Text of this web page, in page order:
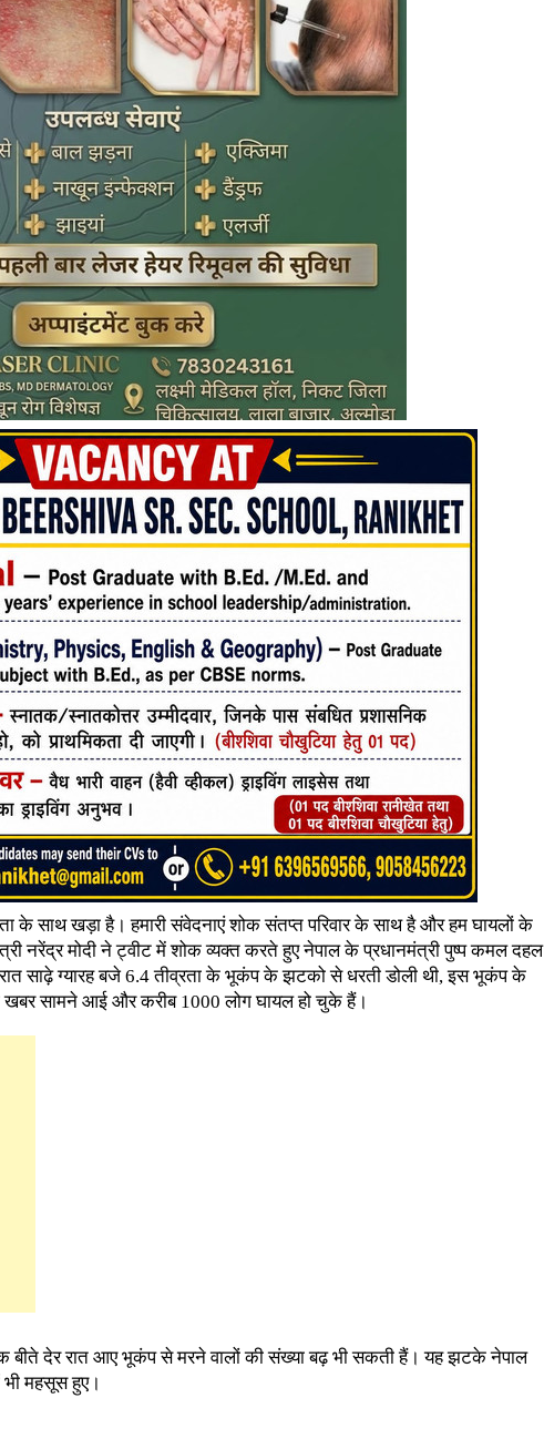
के साथ खड़ा है। हमारी संवेदनाएं शोक संतप्त परिवार के साथ है और हम घायलों के
नरेंद्र मोदी ने ट्वीट में शोक व्यक्त करते हुए नेपाल के प्रधानमंत्री पुष्प कमल दहल
रात साढ़े ग्यारह बजे 6.4 तीव्रता के भूकंप के झटको से धरती डोली थी, इस भूकंप के
सामने आई और करीब 1000 लोग घायल हो चुके हैं।
बीते देर रात आए भूकंप से मरने वालों की संख्या बढ़ भी सकती हैं। यह झटके नेपाल
भी महसूस हुए।